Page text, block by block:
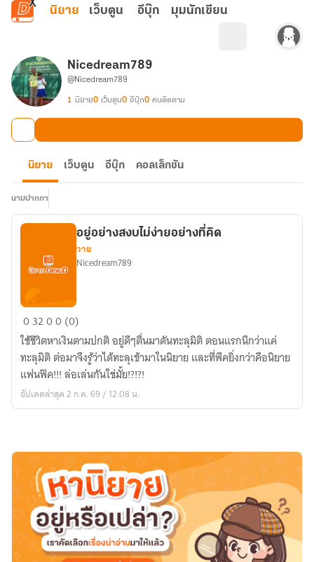
ข้ามไปยังเนื้อหาหลัก
นิยาย เว็บตูน อีบุ๊ก มุมนักเขียน
Nicedream789
@Nicedream789
1 นิยาย0 เว็บตูน0 อีบุ๊ก0 คนติดตาม
นิยาย เว็บตูน อีบุ๊ก คอลเล็กชัน
นามปากกา
อยู่
อย่าง
สงบ
ไม่
ง่าย
อย่าง
อยู่อย่างสงบไม่ง่ายอย่างที่คิด
วาย
Nicedream789
03200 (0)
ใช้ชีวิตหาเงินตามปกติ อยู่ดีๆตื่นมาดันทะลุมิติ ตอนแรกนึกว่าแค่
ทะลุมิติ ต่อมาจึงรู้ว่าได้ทะลุเข้ามาในนิยาย และที่พีคยิ่งกว่าคือนิยาย
แฟนฟิค!!! ล่อเล่นกันใช่มั้ย!?!?!
อัปเดตล่าสุด 2 ก.ค. 69 / 12:08 น.